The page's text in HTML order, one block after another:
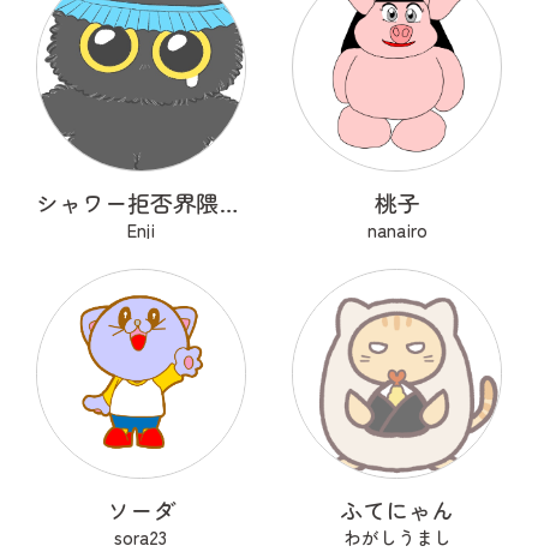
シャワー拒否界隈の子猫 ノワ
Enji
桃子
nanairo
ソーダ
sora23
ふてにゃん
わがしうまし